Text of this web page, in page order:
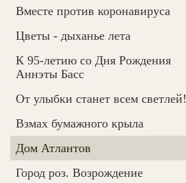
Вместе против коронавируса
Цветы - дыханье лета
К 95-летию со Дня Рождения
Аннэты Басс
От улыбки станет всем светлей!
Взмах бумажного крыла
Дом Атлантов
Город роз. Возрождение